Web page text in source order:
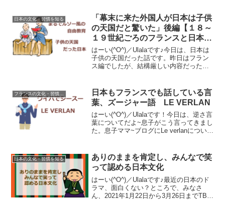
日本の文化・習慣を知る
「幕末に来た外国人が日本は子供
の天国だと驚いた」後編【１８～
１９世紀ごろのフランスと日本の
子供の育て方の違い】
はーい(^O^)／Ulalaです♪今日は、日本は
子供の天国だった話です。昨日はフラン
ス編でしたが、結構厳しい内容だったの
です(^^♪今日は、日本編後編です！↑に書
かいた...
フランスの文化・習慣を知る
日本もフランスでも話している言
葉、ズージャー語 LE VERLAN
はーい(^O^)／Ulalaです！今日は、逆さ言
葉についてだよ~息子がこう言ってきまし
た。息子ママ~ブログにLe verlanについて
VERLANって、日本語で言えば倒語...
日本の文化・習慣を知る
ありのままを肯定し、みんなで笑
って認める日本文化
はーい(^O^)／Ulalaです♪最近の日本のド
ラマ、面白くない？ところで、みなさ
ん、2021年1月22日から3月26日までTBS